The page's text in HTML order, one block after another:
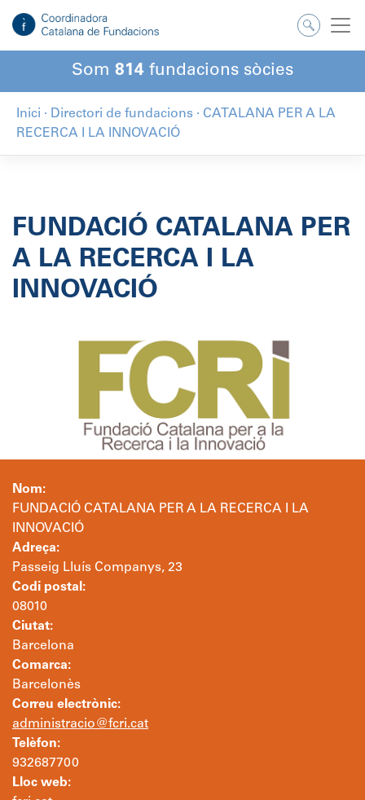
contingut
Som 814 fundacions sòcies
Inici · Directori de fundacions · CATALANA PER A LA
RECERCA I LA INNOVACIÓ
FUNDACIÓ CATALANA PER
A LA RECERCA I LA
INNOVACIÓ
Nom:
FUNDACIÓ CATALANA PER A LA RECERCA I LA
INNOVACIÓ
Adreça:
Passeig Lluís Companys, 23
Codi postal:
08010
Ciutat:
Barcelona
Comarca:
Barcelonès
Correu electrònic:
administracio@fcri.cat
Telèfon:
932687700
Lloc web: